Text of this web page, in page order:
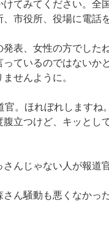
けてみてください。全
、市役所、役場に電話
発表、女性の方でした
っているのではないか
せんように。
官。ほれぼれしますね
腹立つけど、キッとし
んじゃない人が報道
さん騒動も悪くなかっ